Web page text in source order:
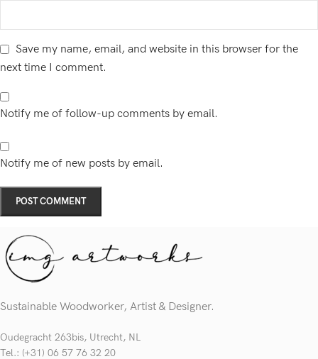
Save my name, email, and website in this browser for the
next time I comment.
Notify me of follow-up comments by email.
Notify me of new posts by email.
Sustainable Woodworker, Artist & Designer.
Oudegracht 263bis, Utrecht, NL
Tel.: (+31) 06 57 76 32 20